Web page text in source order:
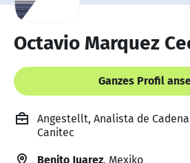
Octavio Marquez
Ganzes Profil
Angestellt, Analista de
Canitec
Benito Juarez, Mexiko